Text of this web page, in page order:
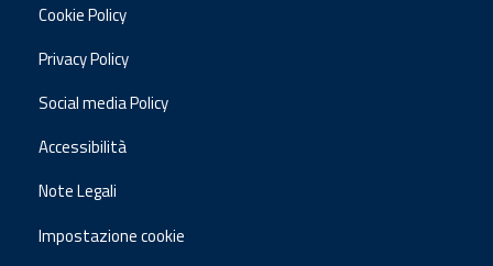
Cookie Policy
Privacy Policy
Social media Policy
Accessibilità
Note Legali
Impostazione cookie